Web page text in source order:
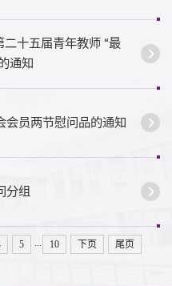
十五届青年教师 “最
通知
会员两节慰问品的通知
分组
5 ... 10 下页 尾页